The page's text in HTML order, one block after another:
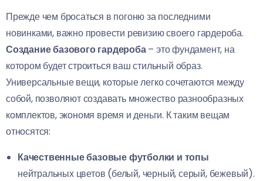
Прежде чем бросаться в погоню за последними
новинками, важно провести ревизию своего гардероба.
Создание базового гардероба– это фундамент, на
котором будет строиться ваш стильный образ.
Универсальные вещи, которые легко сочетаются между
собой, позволяют создавать множество разнообразных
комплектов, экономя время и деньги. К таким вещам
относятся:
Качественные базовые футболки и топы
нейтральных цветов (белый, черный, серый, бежевый).